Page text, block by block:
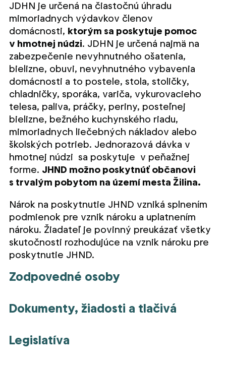
JDHN je určená na čiastočnú úhradu
mimoriadnych výdavkov členov
domácnosti, ktorým sa poskytuje pomoc
v hmotnej núdzi. JDHN je určená najmä na
zabezpečenie nevyhnutného ošatenia,
bielizne, obuvi, nevyhnutného vybavenia
domácnosti a to postele, stola, stoličky,
chladničky, sporáka, variča, vykurovacieho
telesa, paliva, práčky, periny, posteľnej
bielizne, bežného kuchynského riadu,
mimoriadnych liečebných nákladov alebo
školských potrieb. Jednorazová dávka v
hmotnej núdzi sa poskytuje v peňažnej
forme. JHND možno poskytnúť občanovi
s trvalým pobytom na území mesta Žilina.
Nárok na poskytnutie JHND vzniká splnením
podmienok pre vznik nároku a uplatnením
nároku. Žiadateľ je povinný preukázať všetky
skutočnosti rozhodujúce na vznik nároku pre
poskytnutie JHND.
Zodpovedné osoby
Dokumenty, žiadosti a tlačivá
Legislatíva